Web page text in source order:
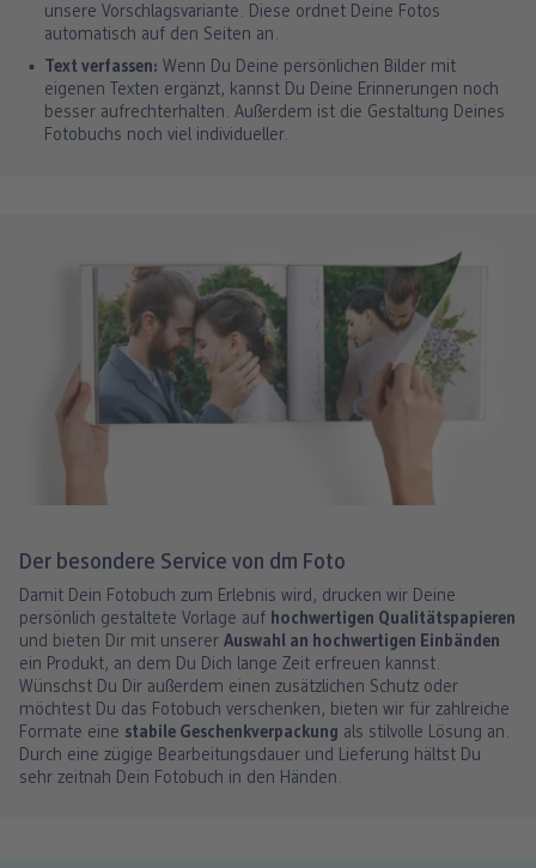
unsere Vorschlagsvariante. Diese ordnet Deine Fotos
automatisch auf den Seiten an.
Text verfassen: Wenn Du Deine persönlichen Bilder mit
eigenen Texten ergänzt, kannst Du Deine Erinnerungen noch
besser aufrechterhalten. Außerdem ist die Gestaltung Deines
Fotobuchs noch viel individueller.
Der besondere Service von dm Foto
Damit Dein Fotobuch zum Erlebnis wird, drucken wir Deine
persönlich gestaltete Vorlage auf hochwertigen Qualitätspapieren
und bieten Dir mit unserer Auswahl an hochwertigen Einbänden
ein Produkt, an dem Du Dich lange Zeit erfreuen kannst.
Wünschst Du Dir außerdem einen zusätzlichen Schutz oder
möchtest Du das Fotobuch verschenken, bieten wir für zahlreiche
Formate eine stabile Geschenkverpackung als stilvolle Lösung an.
Durch eine zügige Bearbeitungsdauer und Lieferung hältst Du
sehr zeitnah Dein Fotobuch in den Händen.